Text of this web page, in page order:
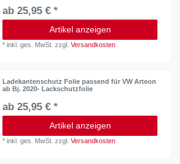
ab 25,95 € *
Artikel anzeigen
*inkl. ges. MwSt. zzgl.Versandkosten
Ladekantenschutz Folie passend für VW Arteon
ab Bj. 2020- Lackschutzfolie
ab 25,95 € *
Artikel anzeigen
*inkl. ges. MwSt. zzgl.Versandkosten